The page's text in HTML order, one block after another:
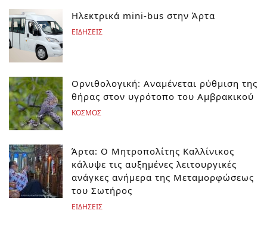
Ηλεκτρικά mini-bus στην Άρτα
ΕΙΔΗΣΕΙΣ
Ορνιθολογική: Αναμένεται ρύθμιση της
θήρας στον υγρότοπο του Αμβρακικού
ΚΟΣΜΟΣ
Άρτα: Ο Μητροπολίτης Καλλίνικος
κάλυψε τις αυξημένες λειτουργικές
ανάγκες ανήμερα της Μεταμορφώσεως
του Σωτήρος
ΕΙΔΗΣΕΙΣ